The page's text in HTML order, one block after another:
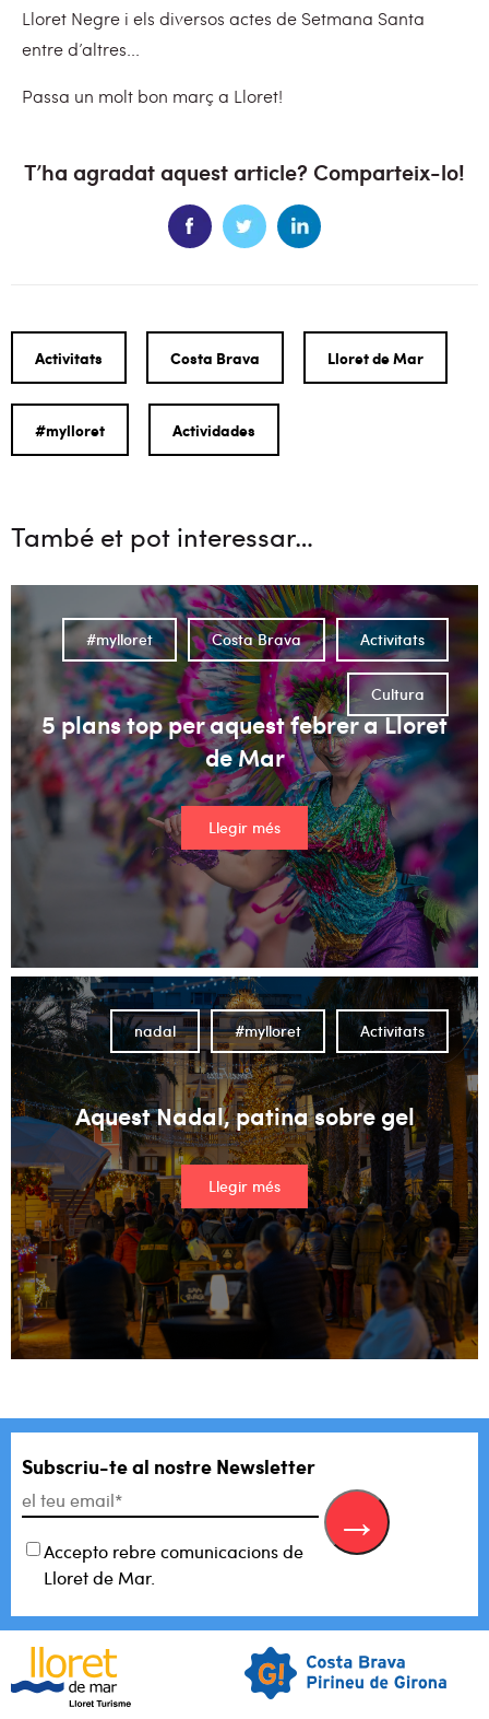
Lloret Negre i els diversos actes de Setmana Santa
entre d’altres...
Passa un molt bon març a Lloret!
T’ha agradat aquest article? Comparteix-lo!
Activitats Costa Brava Lloret de Mar
#mylloret Actividades
També et pot interessar…
5 plans top per aquest febrer a Lloret
de Mar
Llegir més
Activitats
Costa Brava
#mylloret
Cultura
Aquest Nadal, patina sobre gel
Llegir més
Activitats
#mylloret
nadal
Subscriu-te al nostre Newsletter
Accepto rebre comunicacions de
Lloret de Mar.